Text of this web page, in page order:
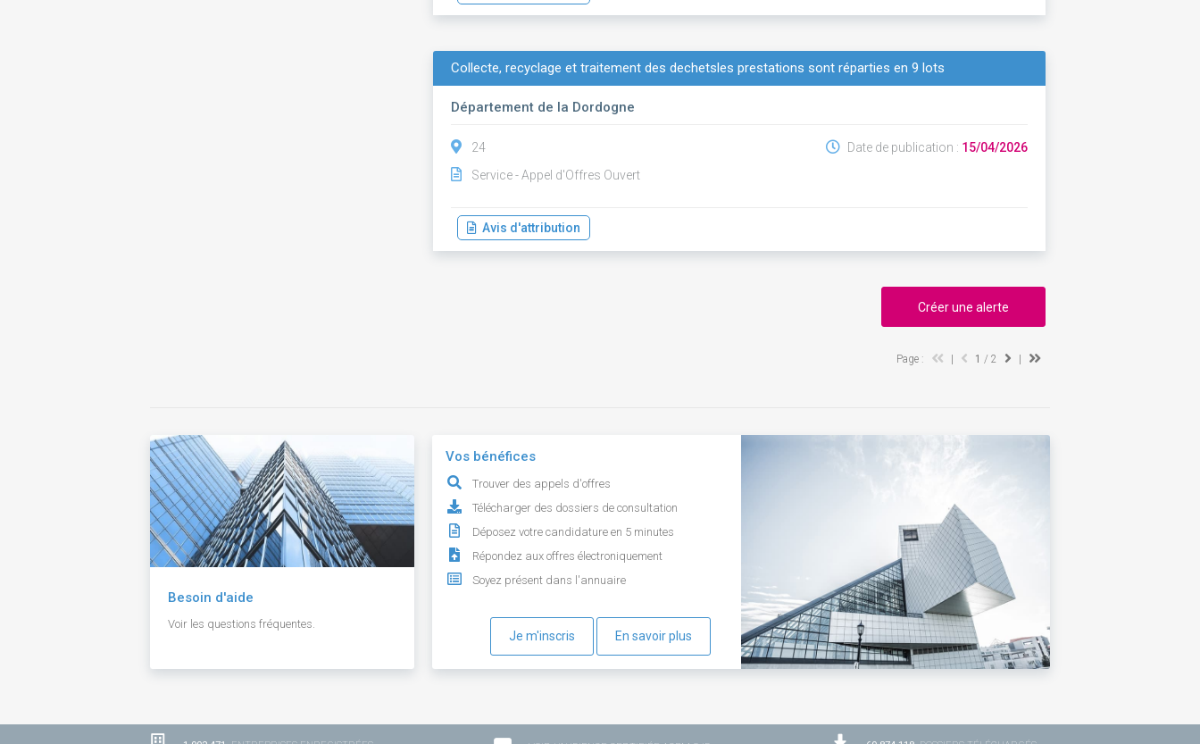
Collecte, recyclage et traitement des dechetsles prestations sont réparties en 9 lots
Département de la Dordogne
24
Service - Appel d'Offres Ouvert
Date de publication : 15/04/2026
Avis d'attribution
Créer une alerte
Page : 1 / 2
Besoin d'aide
Voir les questions fréquentes.
Vos bénéfices
Trouver des appels d'offres
Télécharger des dossiers de consultation
Déposez votre candidature en 5 minutes
Répondez aux offres électroniquement
Soyez présent dans l'annuaire
Je m'inscris En savoir plus